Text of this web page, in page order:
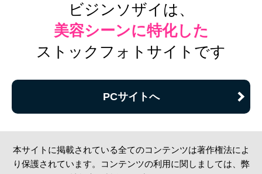
ビジンソザイは、
美容シーンに特化した
ストックフォトサイトです
PCサイトへ
本サイトに掲載されている全てのコンテンツは著作権法によ
り保護されています。コンテンツの利用に関しましては、弊